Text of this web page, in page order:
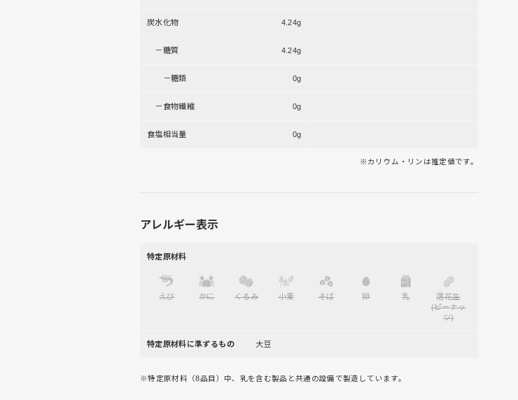
炭水化物 4.24g
－糖質 4.24g
－糖類 0g
－食物繊維 0g
食塩相当量 0g
※カリウム・リンは推定値です。
アレルギー表示
特定原材料
えび かに くるみ 小麦 そば 卵 乳
落花生
(ピーナッ
ツ)
特定原材料に準ずるもの 大豆
※特定原材料（8品目）中、乳を含む製品と共通の設備で製造しています。